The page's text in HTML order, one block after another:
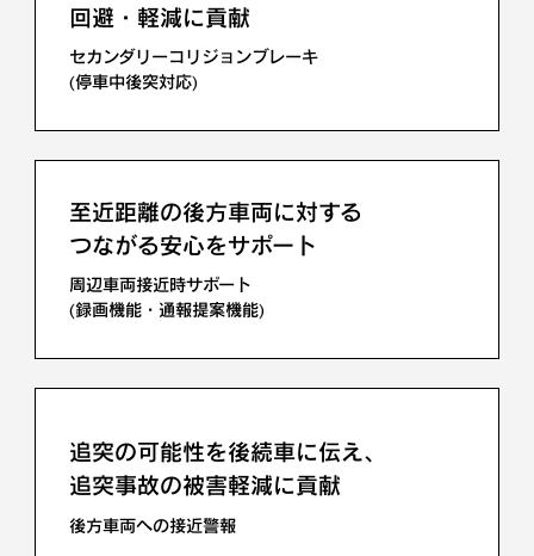
先行車の発進を知らせる
先行車発進告知機能
発進遅れを知らせる
回避・軽減に貢献
セカンダリーコリジョンブレーキ
(停車中後突対応)
至近距離の後方車両に対する
つながる安心をサポート
周辺車両接近時サポート
(録画機能・通報提案機能)
追突の可能性を後続車に伝え、
追突事故の被害軽減に貢献
後方車両への接近警報